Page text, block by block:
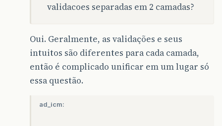
validacoes separadas em 2 camadas?
Oui. Geralmente, as validações e seus
intuitos são diferentes para cada camada,
então é complicado unificar em um lugar só
essa questão.
ad_icm: